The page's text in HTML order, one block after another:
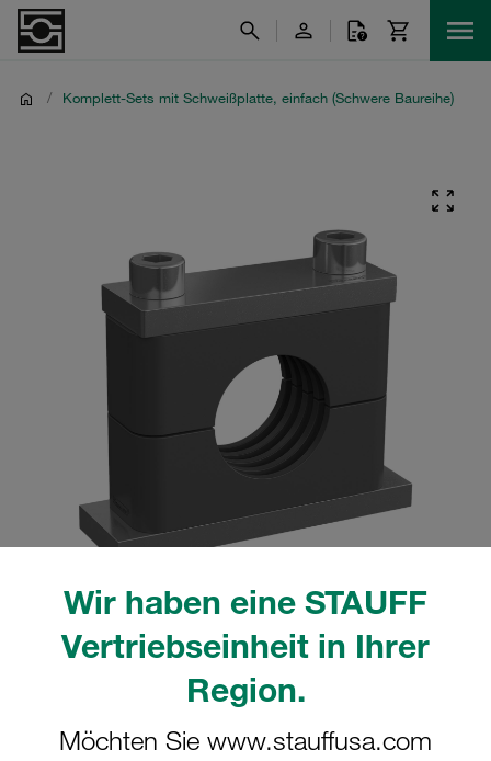
Wir haben eine STAUFF
Vertriebseinheit in Ihrer
Region.
Möchten Sie www.stauffusa.com
/ Komplett-Sets mit Schweißplatte, einfach (Schwere Baureihe)
Bitte beachten Sie: Das Bild dient nur zur Veranschaulichung und kann vom
tatsächlichen Produkt abweichen.
Komplettschelle Schwere Baureihe Gr.